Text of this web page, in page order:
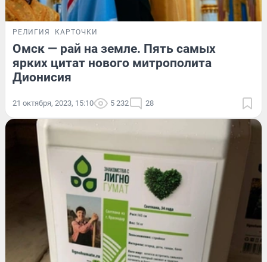
РЕЛИГИЯ КАРТОЧКИ
Омск — рай на земле. Пять самых
ярких цитат нового митрополита
Дионисия
21 октября, 2023, 15:10 5 232 28